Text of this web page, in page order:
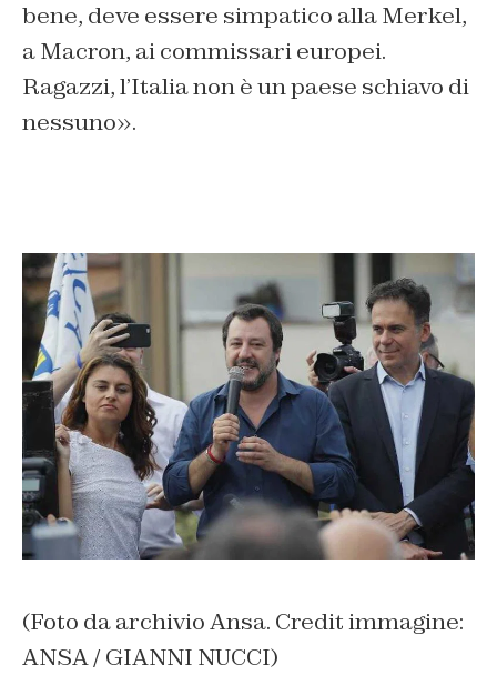
bene, deve essere simpatico alla Merkel,
a Macron, ai commissari europei.
Ragazzi, l’Italia non è un paese schiavo di
nessuno».
(Foto da archivio Ansa. Credit immagine:
ANSA / GIANNI NUCCI)